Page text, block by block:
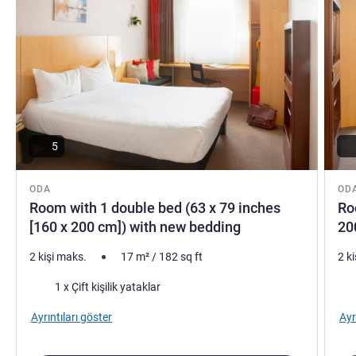
ODA
Room with 1 double bed (63 x 79 inches
[160 x 200 cm]) with new bedding
5
2 kişi maks. 17 m²/ 182sq ft
1 x Çift kişilik yataklar
Ayrıntıları göster
2